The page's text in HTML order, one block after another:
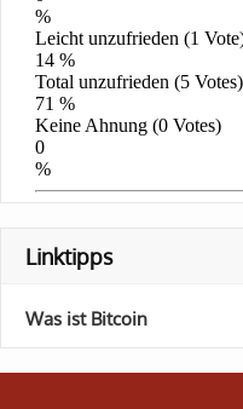
Linktipps
Was ist Bitcoin